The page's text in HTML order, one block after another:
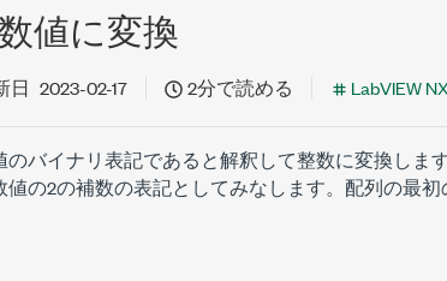
値に変換
日 2023-02-17 2分で読める LabVIEW
バイナリ表記であると解釈して整数に変換します
の2の補数の表記としてみなします。配列の最